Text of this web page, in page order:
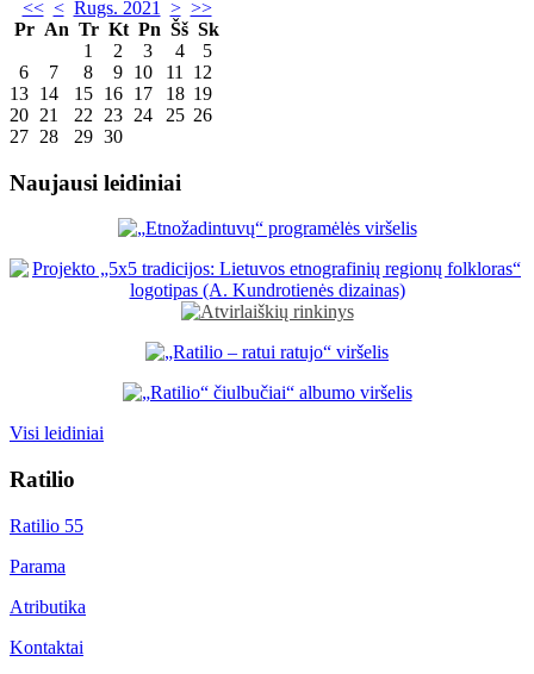
<< < Rugs. 2021 > >>
Pr An Tr Kt Pn Šš Sk
1
2 3 4
5
6
7 8 9 10 11
12
13 14 15 16 17 18 19
20 21 22 23 24 25 26
27 28 29 30
Naujausi leidiniai
Visi leidiniai
Ratilio
Ratilio 55
Parama
Atributika
Kontaktai